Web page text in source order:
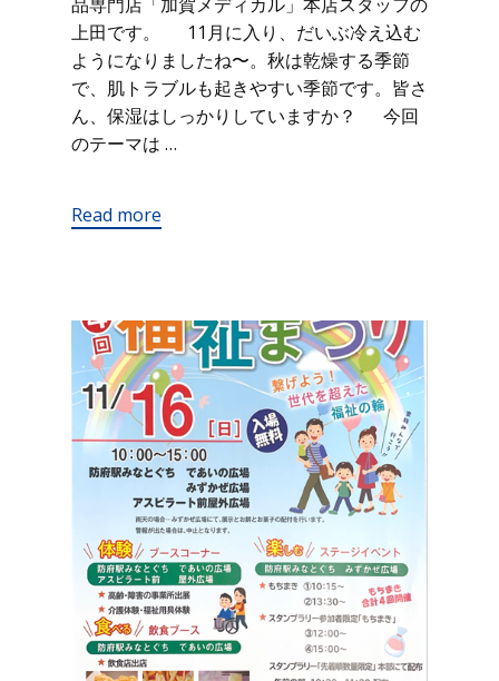
上田です。 11月に入り、だいぶ冷え込む
ようになりましたね〜。秋は乾燥する季節
で、肌トラブルも起きやすい季節です。皆さ
ん、保湿はしっかりしていますか？ 今回
のテーマは …
Read more